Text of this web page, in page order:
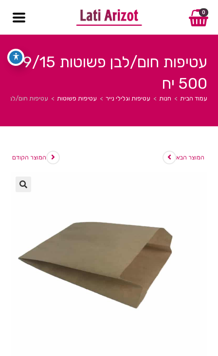
0
עטיפות חום/לבן פשוטות 9/15
500 יח
עמוד הבית > חנות > עטיפות וגלילי נייר > עטיפות פשוטות > עטיפות חום/לבן פשוטות 9/
המוצר הקודם המוצר הבא